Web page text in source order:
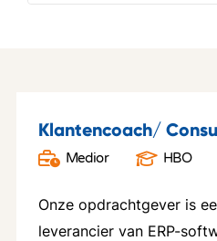
Klantencoach/
Medior HBO
Onze opdrachtgever is
leverancier van ERP-